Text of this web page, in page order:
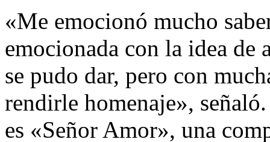
«Me emocionó mucho
emocionada con la idea
se pudo dar, pero con
rendirle homenaje»,
es «Señor Amor», una